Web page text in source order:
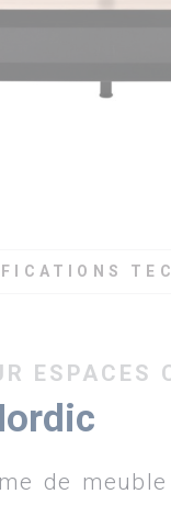
ESPACES
de